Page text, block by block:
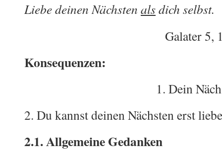
Liebe deinen Nächsten alsdich selbst.
Galater 5,
Konsequenzen:
1. Dein
2. Du kannst deinen Nächsten erst
2.1. Allgemeine Gedanken